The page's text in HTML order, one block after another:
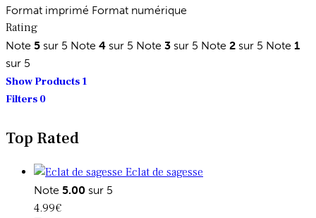
Format imprimé Format numérique
Rating
Note 5 sur 5 Note 4 sur 5 Note 3 sur 5 Note 2 sur 5 Note 1
sur 5
Show Products 1
Filters 0
Top Rated
Eclat de sagesse
Note 5.00 sur 5
4.99€